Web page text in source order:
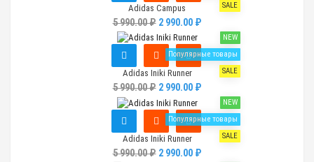
SALE
Adidas Campus
5 990.00 ₽2 990.00 ₽
NEW
Популярные товары
SALE
Adidas Iniki Runner
5 990.00 ₽2 990.00 ₽
NEW
Популярные товары
SALE
Adidas Iniki Runner
5 990.00 ₽2 990.00 ₽